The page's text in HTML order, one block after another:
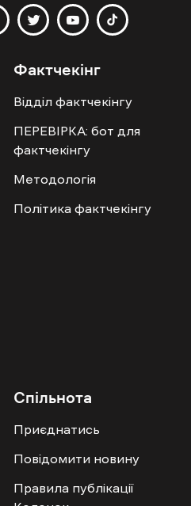
Фактчекінг
Відділ фактчекінгу
ПЕРЕВІРКА: бот для
фактчекінгу
Методологія
Політика фактчекінгу
Спільнота
Приєднатись
Повідомити новину
Правила публікації